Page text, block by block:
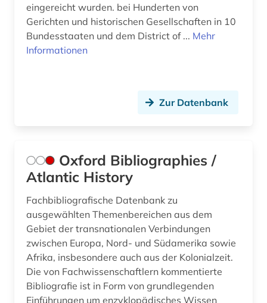
eingereicht wurden. bei Hunderten von
Gerichten und historischen Gesellschaften in 10
Bundesstaaten und dem District of ... Mehr
Informationen
Zur Datenbank
Oxford Bibliographies /
Atlantic History
Fachbibliografische Datenbank zu
ausgewählten Themenbereichen aus dem
Gebiet der transnationalen Verbindungen
zwischen Europa, Nord- und Südamerika sowie
Afrika, insbesondere auch aus der Kolonialzeit.
Die von Fachwissenschaftlern kommentierte
Bibliografie ist in Form von grundlegenden
Einführungen um enzyklopädisches Wissen